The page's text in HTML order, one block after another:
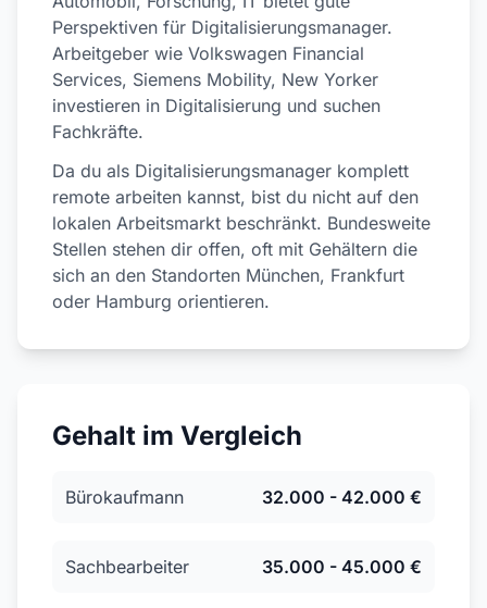
Perspektiven für Digitalisierungsmanager.
Arbeitgeber wie Volkswagen Financial
Services, Siemens Mobility, New Yorker
investieren in Digitalisierung und suchen
Fachkräfte.
Da du als Digitalisierungsmanager komplett
remote arbeiten kannst, bist du nicht auf den
lokalen Arbeitsmarkt beschränkt. Bundesweite
Stellen stehen dir offen, oft mit Gehältern die
sich an den Standorten München, Frankfurt
oder Hamburg orientieren.
Gehalt im Vergleich
Bürokaufmann 32.000 - 42.000 €
Sachbearbeiter 35.000 - 45.000 €